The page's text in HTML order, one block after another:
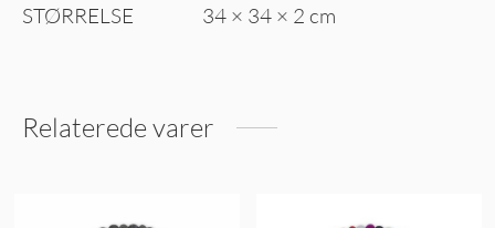
STØRRELSE 34 × 34 × 2 cm
Relaterede varer